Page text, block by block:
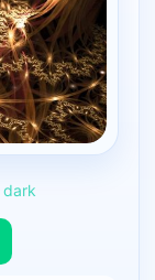
dark